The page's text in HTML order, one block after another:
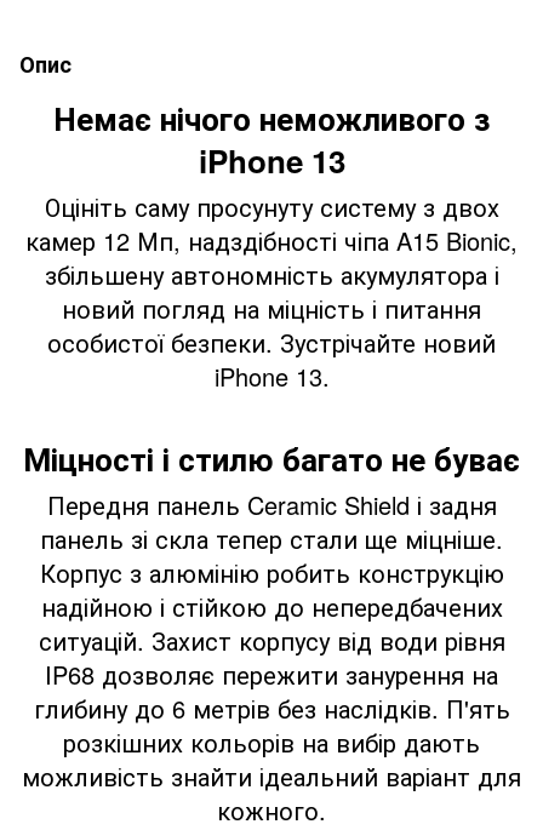
Опис
Немає нічого неможливого з
iPhone 13
Оцініть саму просунуту систему з двох
камер 12 Мп, надздібності чіпа A15 Bionic,
збільшену автономність акумулятора і
новий погляд на міцність і питання
особистої безпеки. Зустрічайте новий
iPhone 13.
Міцності і стилю багато не буває
Передня панель Ceramic Shield і задня
панель зі скла тепер стали ще міцніше.
Корпус з алюмінію робить конструкцію
надійною і стійкою до непередбачених
ситуацій. Захист корпусу від води рівня
IP68 дозволяє пережити занурення на
глибину до 6 метрів без наслідків. П'ять
розкішних кольорів на вибір дають
можливість знайти ідеальний варіант для
кожного.